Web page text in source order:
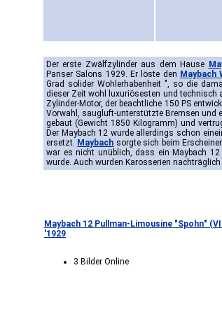
Der erste Zwälfzylinder aus dem Hause
Pariser Salons 1929. Er löste den Maybach
Grad solider Wohlerhabenheit ", so die
dieser Zeit wohl luxuriösesten und technisch
Zylinder-Motor, der beachtliche 150 PS
Vorwahl, saugluft-unterstützte Bremsen und
gebaut (Gewicht 1850 Kilogramm) und
Der Maybach 12 wurde allerdings schon
ersetzt. Maybach sorgte sich beim
war es nicht unüblich, dass ein Maybach
wurde. Auch wurden Karosserien
Maybach 12 Pullman-Limousine "Spohn"
'1929
3 Bilder Online